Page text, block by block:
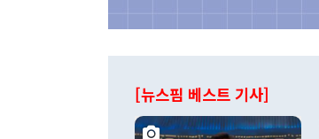
[뉴스핌 베스트 기사]